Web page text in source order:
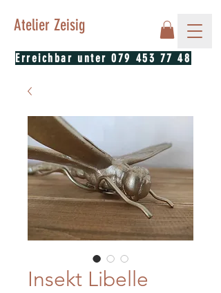
Erreichbar unter079 453 77 48
Atelier Zeisig
Insekt Libelle